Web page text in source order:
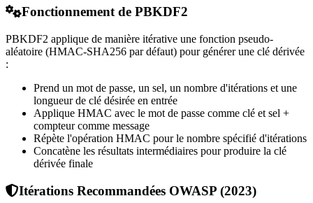
Fonctionnement de PBKDF2
PBKDF2 applique de manière itérative une fonction pseudo-
aléatoire (HMAC-SHA256 par défaut) pour générer une clé dérivée
:
Prend un mot de passe, un sel, un nombre d'itérations et une
longueur de clé désirée en entrée
Applique HMAC avec le mot de passe comme clé et sel +
compteur comme message
Répète l'opération HMAC pour le nombre spécifié d'itérations
Concatène les résultats intermédiaires pour produire la clé
dérivée finale
Itérations Recommandées OWASP (2023)